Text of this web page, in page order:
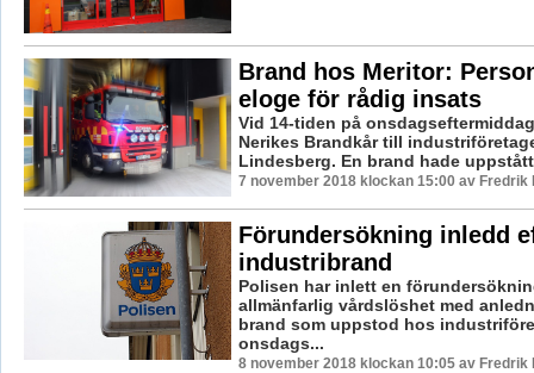
Brand hos Meritor:
eloge för rådig insats
Vid 14-tiden på
Nerikes Brandkår till
Lindesberg. En brand hade
7 november 2018 klockan 15:00 av Fredrik
Förundersökning inledd
industribrand
Polisen har inlett en
allmänfarlig vårdslöshet med
brand som uppstod hos
onsdags...
8 november 2018 klockan 10:05 av Fredrik